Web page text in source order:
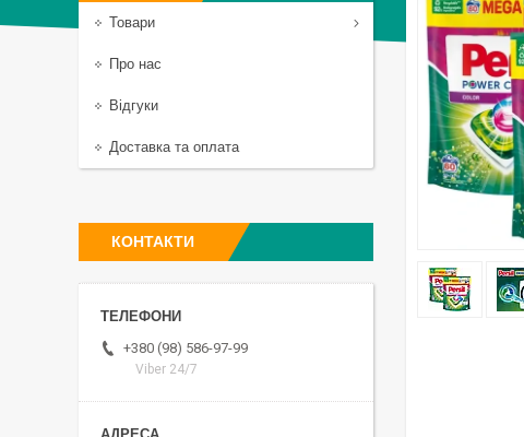
Товари
Про нас
Відгуки
Доставка та оплата
КОНТАКТИ
+380 (98) 586-97-99
Viber 24/7